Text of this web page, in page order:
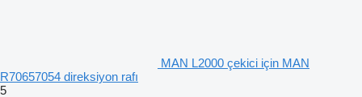
MAN L2000 çekici için MAN
R70657054 direksiyon rafı
5